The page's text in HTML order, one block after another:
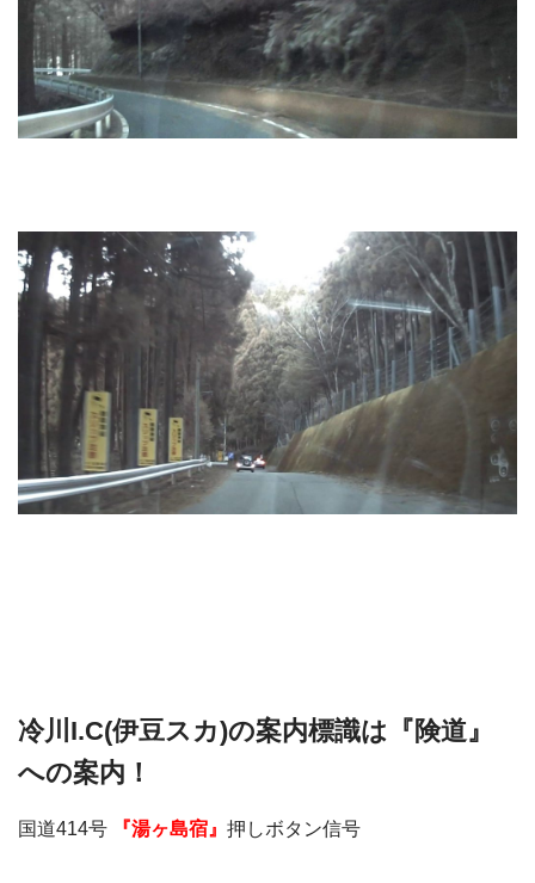
冷川I.C(伊豆スカ)の案内標識は『険道』
への案内！
国道414号 『湯ヶ島宿』 押しボタン信号